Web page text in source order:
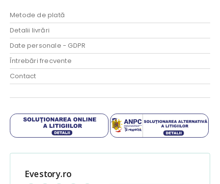
Metode de plată
Detalii livrări
Date personale - GDPR
Întrebări frecvente
Contact
Evestory.ro